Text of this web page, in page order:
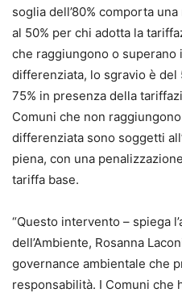
soglia dell’80% comporta
al 50% per chi adotta la
che raggiungono o superano
differenziata, lo sgravio è del
75% in presenza della
Comuni che non
differenziata sono soggetti
piena, con una
tariffa base.
“Questo intervento – spiega
dell’Ambiente, Rosanna
governance ambientale che
responsabilità. I Comuni che